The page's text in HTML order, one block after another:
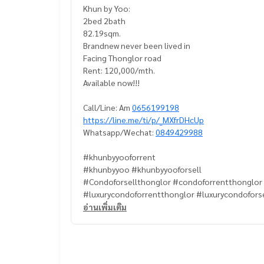
Khun by Yoo:
2bed 2bath
82.19sqm.
Brandnew never been lived in
Facing Thonglor road
Rent: 120,000/mth.
Available now!!!
Call/Line: Am 0656199198
https://line.me/ti/p/_MXfrDHcUp
Whatsapp/Wechat: 0849429988
#khunbyyooforrent
#khunbyyoo #khunbyyooforsell
#Condoforsellthonglor #condoforrentthonglor
#luxurycondoforrentthonglor
#luxurycondobangkok
อ่านเพิ่มเติม